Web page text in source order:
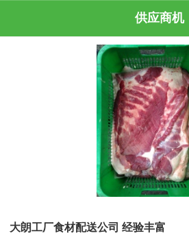
供应商机
大朗工厂食材配送公司 经验丰富